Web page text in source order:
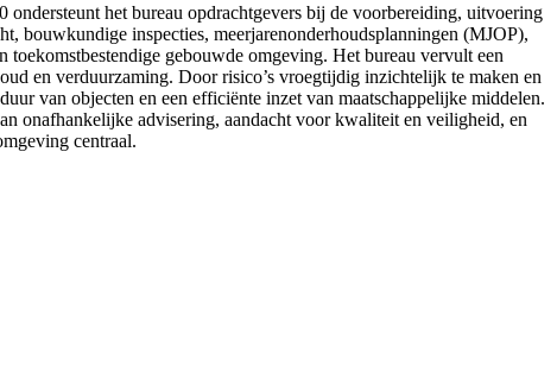
het bureau opdrachtgevers bij de voorbereiding, uitvoering
bouwkundige inspecties, meerjarenonderhoudsplanningen (MJOP),
toekomstbestendige gebouwde omgeving. Het bureau vervult een
en verduurzaming. Door risico’s vroegtijdig inzichtelijk te maken en
van objecten en een efficiënte inzet van maatschappelijke middelen.
onafhankelijke advisering, aandacht voor kwaliteit en veiligheid, en
centraal.